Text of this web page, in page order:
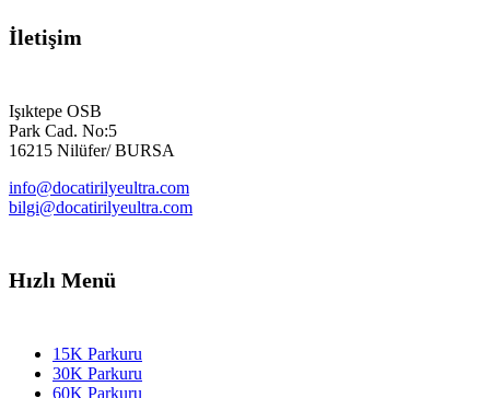
İletişim
Işıktepe OSB
Park Cad. No:5
16215 Nilüfer/ BURSA
info@docatirilyeultra.com
bilgi@docatirilyeultra.com
Hızlı Menü
15K Parkuru
30K Parkuru
60K Parkuru